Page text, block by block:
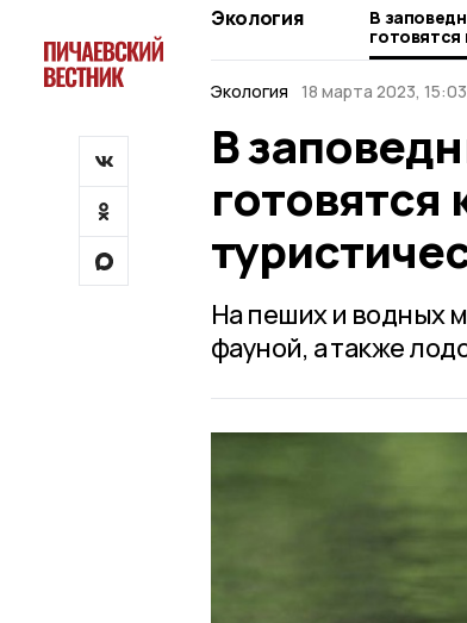
Экология
В
Экология 18 марта 2023, 15:03
В
готовятся
На пеших и водных
фауной, а также